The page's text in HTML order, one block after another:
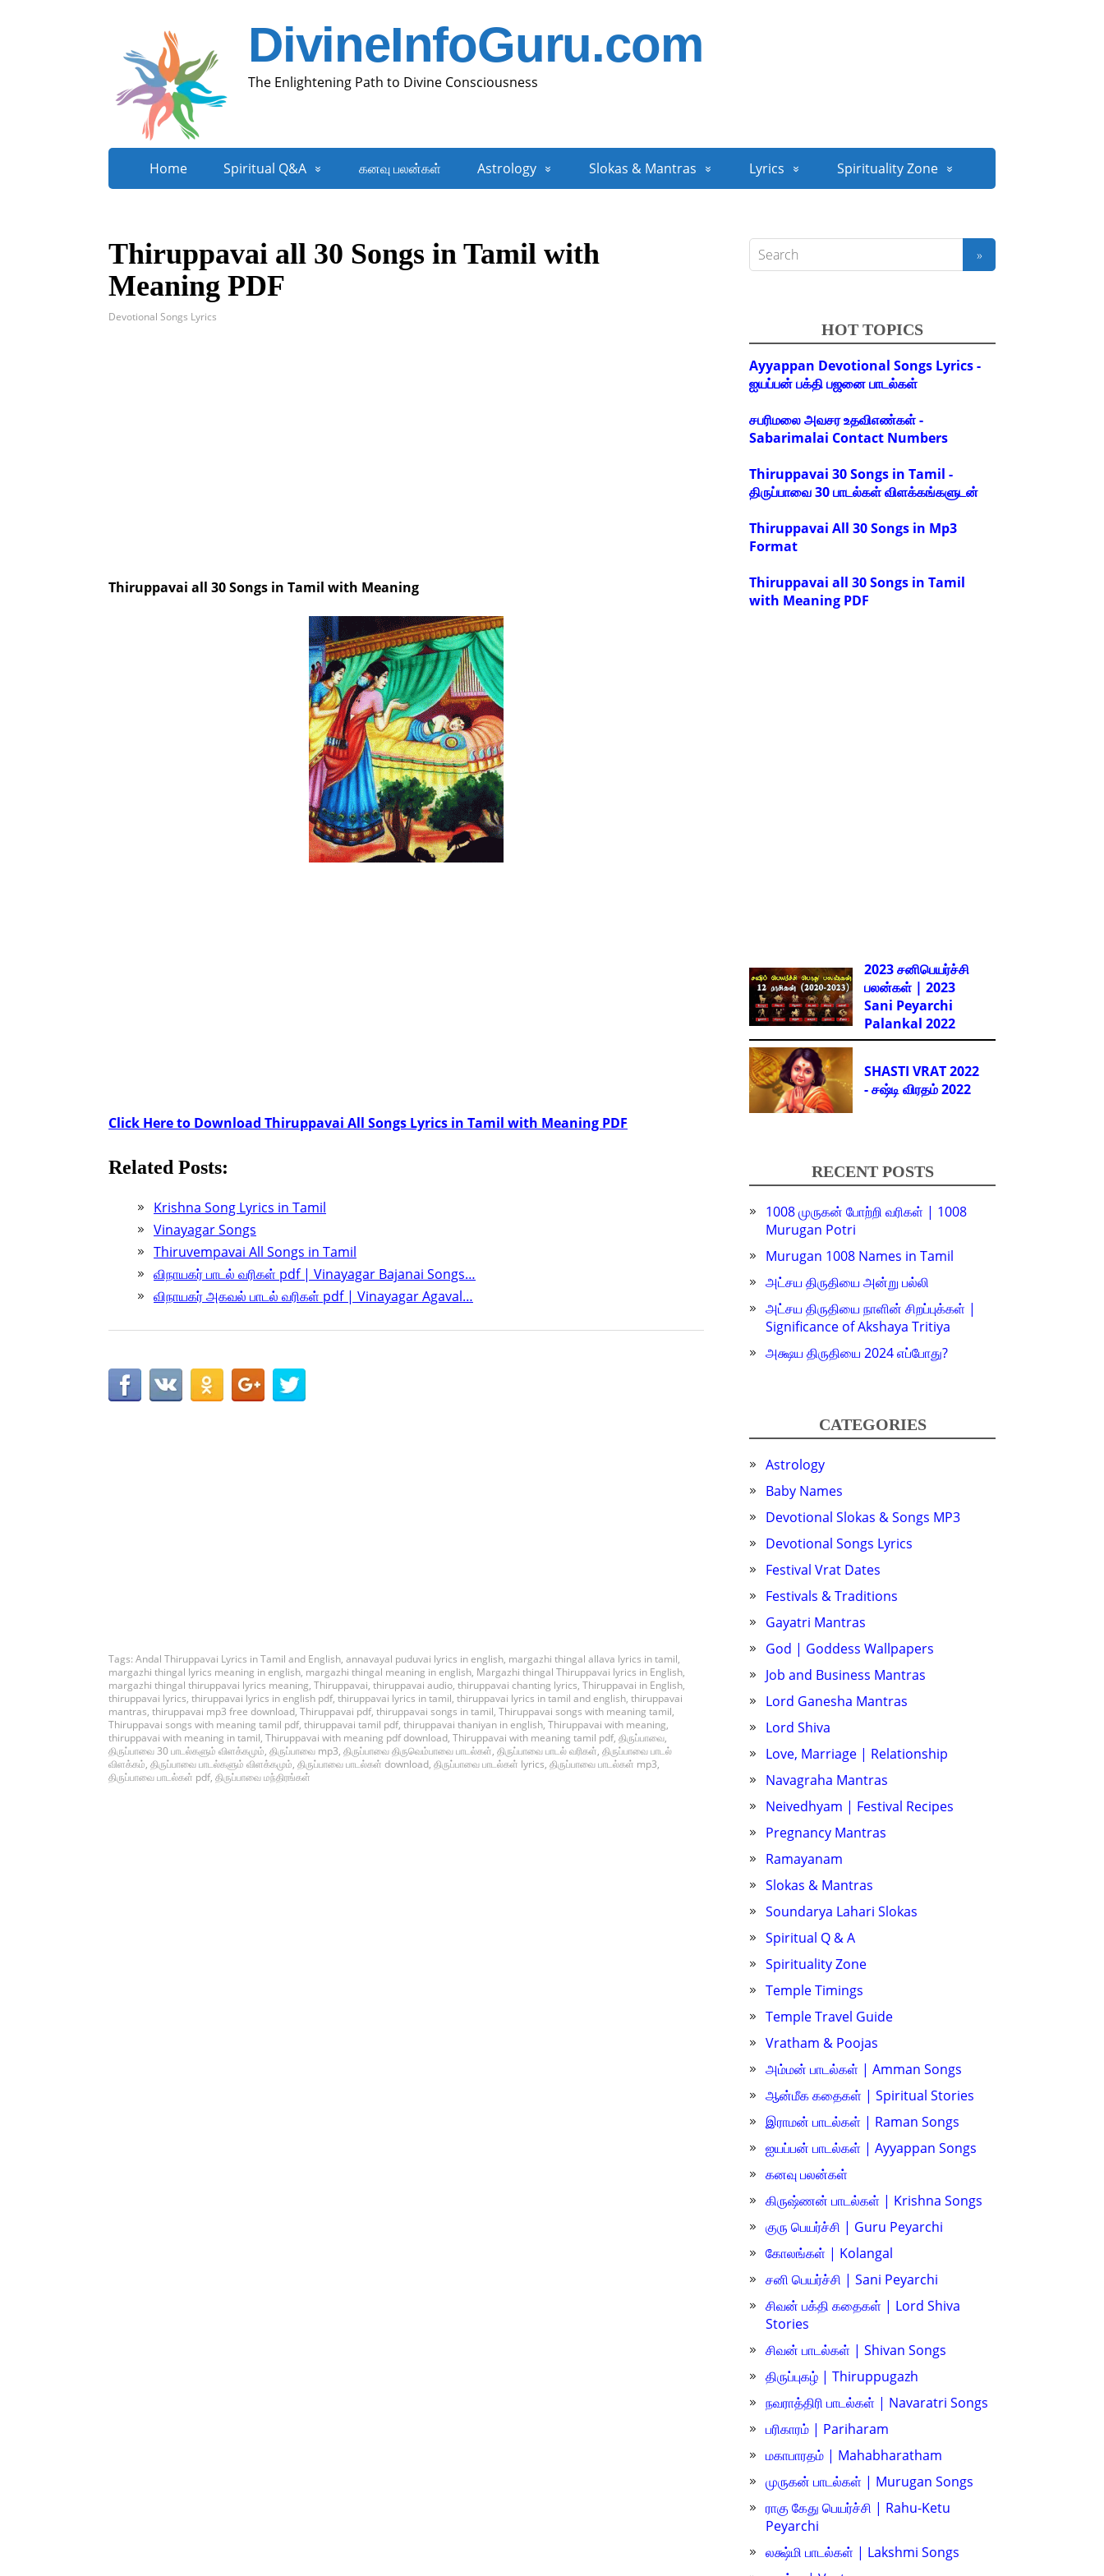
DivineInfoGuru.com
The Enlightening Path to Divine Consciousness
Home Spiritual Q&A கனவு பலன்கள் Astrology Slokas & Mantras Lyrics Spirituality Zone
Thiruppavai all 30 Songs in Tamil with
Meaning PDF
Devotional Songs Lyrics
Thiruppavai all 30 Songs in Tamil with Meaning
Click Here to Download Thiruppavai All Songs Lyrics in Tamil with Meaning PDF
Related Posts:
Krishna Song Lyrics in Tamil
Vinayagar Songs
Thiruvempavai All Songs in Tamil
விநாயகர் பாடல் வரிகள் pdf | Vinayagar Bajanai Songs…
விநாயகர் அகவல் பாடல் வரிகள் pdf | Vinayagar Agaval…
Tags: Andal Thiruppavai Lyrics in Tamil and English, annavayal puduvai lyrics in english, margazhi thingal allava lyrics in tamil,
margazhi thingal lyrics meaning in english, margazhi thingal meaning in english, Margazhi thingal Thiruppavai lyrics in English,
margazhi thingal thiruppavai lyrics meaning, Thiruppavai, thiruppavai audio, thiruppavai chanting lyrics, Thiruppavai in English,
thiruppavai lyrics, thiruppavai lyrics in english pdf, thiruppavai lyrics in tamil, thiruppavai lyrics in tamil and english, thiruppavai
mantras, thiruppavai mp3 free download, Thiruppavai pdf, thiruppavai songs in tamil, Thiruppavai songs with meaning tamil,
Thiruppavai songs with meaning tamil pdf, thiruppavai tamil pdf, thiruppavai thaniyan in english, Thiruppavai with meaning,
thiruppavai with meaning in tamil, Thiruppavai with meaning pdf download, Thiruppavai with meaning tamil pdf, திருப்பாவை,
திருப்பாவை 30 பாடல்களும் விளக்கமும், திருப்பாவை mp3, திருப்பாவை திருவெம்பாவை பாடல்கள், திருப்பாவை பாடல் வரிகள், திருப்பாவை பாடல்
விளக்கம், திருப்பாவை பாடல்களும் விளக்கமும், திருப்பாவை பாடல்கள் download, திருப்பாவை பாடல்கள் lyrics, திருப்பாவை பாடல்கள் mp3,
திருப்பாவை பாடல்கள் pdf, திருப்பாவை மந்திரங்கள்
HOT TOPICS
Ayyappan Devotional Songs Lyrics -
ஐயப்பன் பக்தி பஜனை பாடல்கள்
சபரிமலை அவசர உதவிஎண்கள் -
Sabarimalai Contact Numbers
Thiruppavai 30 Songs in Tamil -
திருப்பாவை 30 பாடல்கள் விளக்கங்களுடன்
Thiruppavai All 30 Songs in Mp3
Format
Thiruppavai all 30 Songs in Tamil
with Meaning PDF
2023 சனிபெயர்ச்சி
பலன்கள் | 2023
Sani Peyarchi
Palankal 2022
SHASTI VRAT 2022
- சஷ்டி விரதம் 2022
RECENT POSTS
1008 முருகன் போற்றி வரிகள் | 1008
Murugan Potri
Murugan 1008 Names in Tamil
அட்சய திருதியை அன்று பல்லி
அட்சய திருதியை நாளின் சிறப்புக்கள் |
Significance of Akshaya Tritiya
அக்ஷய திருதியை 2024 எப்போது?
CATEGORIES
Astrology
Baby Names
Devotional Slokas & Songs MP3
Devotional Songs Lyrics
Festival Vrat Dates
Festivals & Traditions
Gayatri Mantras
God | Goddess Wallpapers
Job and Business Mantras
Lord Ganesha Mantras
Lord Shiva
Love, Marriage | Relationship
Navagraha Mantras
Neivedhyam | Festival Recipes
Pregnancy Mantras
Ramayanam
Slokas & Mantras
Soundarya Lahari Slokas
Spiritual Q & A
Spirituality Zone
Temple Timings
Temple Travel Guide
Vratham & Poojas
அம்மன் பாடல்கள் | Amman Songs
ஆன்மீக கதைகள் | Spiritual Stories
இராமன் பாடல்கள் | Raman Songs
ஐயப்பன் பாடல்கள் | Ayyappan Songs
கனவு பலன்கள்
கிருஷ்ணன் பாடல்கள் | Krishna Songs
குரு பெயர்ச்சி | Guru Peyarchi
கோலங்கள் | Kolangal
சனி பெயர்ச்சி | Sani Peyarchi
சிவன் பக்தி கதைகள் | Lord Shiva
Stories
சிவன் பாடல்கள் | Shivan Songs
திருப்புகழ் | Thiruppugazh
நவராத்திரி பாடல்கள் | Navaratri Songs
பரிகாரம் | Pariharam
மகாபாரதம் | Mahabharatham
முருகன் பாடல்கள் | Murugan Songs
ராகு கேது பெயர்ச்சி | Rahu-Ketu
Peyarchi
லக்ஷ்மி பாடல்கள் | Lakshmi Songs